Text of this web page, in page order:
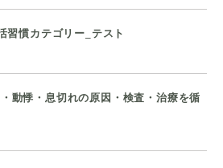
習慣カテゴリー_テスト
動悸・息切れの原因・検査・治療を循